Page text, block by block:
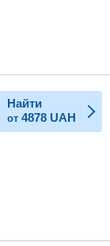
Найти
от 4878 UAH